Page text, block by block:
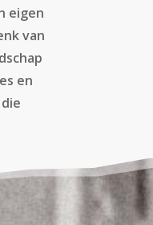
eigen
van
en